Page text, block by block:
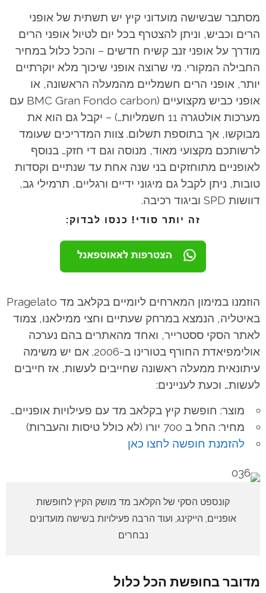
מסתבר שבשישה מועדוני קיץ יש תשתית של אופני
הרים וכביש, וניתן להצטרף בכל יום לטיול אופני הרים
מודרך על אופני זנב קשיח חדשים – והכל כלול במחיר
החבילה המקורי. מי שרוצה אופני שיכוך מלא יוקרתיים
יותר, אופני הרים חשמליים מהמעלה הראשונה, או
אופני כביש מקצועיים (BMC Gran Fondo carbon עם
מערכות אולטגרה 11 חשמליות…) – יקבל גם הוא את
מבוקשו, אך בתוספת תשלום. צוות המדריכים שעומד
לרשותכם מקצועי מאוד, מנוסה וגם די חזק… בנוסף
לאופניים מתוחזקים בני שנה אחת עד שנתיים וקסדות
טובות, ניתן לקבל גם מיגוני ידיים ורגליים, תרמילי גב,
דוושות SPD וביגוד רכיבה.
זה יותר סודי! כנסו לבדוק:
הוזמנו במימון המארחים ליומיים בקלאב מד Pragelato
באיטליה, הנמצא במרחק שעתיים וחצי ממילאנו, צמוד
לאתר הסקי ססטרייר, ואחד מהאתרים בהם נערכה
אולימפיאדת החורף בטורינו ב-2006. אם יש משימה
עיתונאית ממעלה ראשונה שחייבים לעשות, אז חייבים
לעשות… וכעת לעניינים:
מוצר: חופשת קיץ בקלאב מד עם פעילויות אופניים…
מחיר: החל ב 700 יורו (לא כולל טיסות והעברות)
להזמנת חופשה לחצו כאן
קונספט הסקי של הקלאב מד מושק הקיץ לחופשות
אופניים, הייקינג, ועוד הרבה פעילויות בשישה מועדונים
נבחרים
מדובר בחופשת הכל כלול